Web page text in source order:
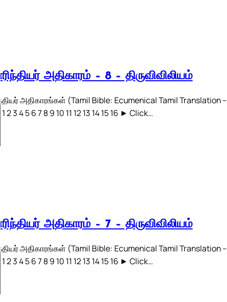
அதிகாரம் – 8 – திருவிவிலியம்
அதிகாரங்கள் (Tamil Bible: Ecumenical Tamil Translation –
2 3 4 5 6 7 8 9 10 11 12 13 14 15 16 ► Click…
அதிகாரம் – 7 – திருவிவிலியம்
அதிகாரங்கள் (Tamil Bible: Ecumenical Tamil Translation –
2 3 4 5 6 7 8 9 10 11 12 13 14 15 16 ► Click…